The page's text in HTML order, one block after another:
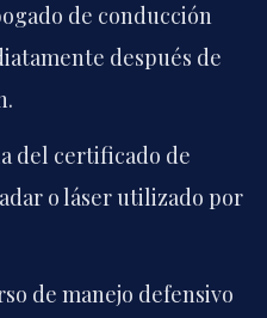
de conducción
después de
del certificado de
o láser utilizado por
de manejo defensivo